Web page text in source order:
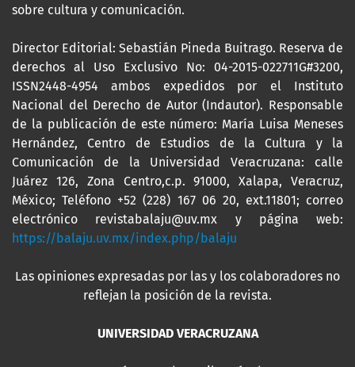
sobre cultura y comunicación.
Director Editorial: Sebastián Pineda Buitrago. Reserva de
derechos al Uso Exclusivo No: 04-2015-022711G#3200,
ISSN2448-4954 ambos expedidos por el Instituto
Nacional del Derecho de Autor (Indautor). Responsable
de la publicación de este número: María Luisa Meneses
Hernández, Centro de Estudios de la Cultura y la
Comunicación de la Universidad Veracruzana: calle
Juárez 126, Zona Centro,c.p. 91000, Xalapa, Veracruz,
México; Teléfono +52 (228) 167 06 20, ext.11801; correo
electrónico revistabalaju@uv.mx y página web:
https://balaju.uv.mx/index.php/balaju
Las opiniones expresadas por las y los colaboradores no
reflejan la posición de la revista.
UNIVERSIDAD VERACRUZANA